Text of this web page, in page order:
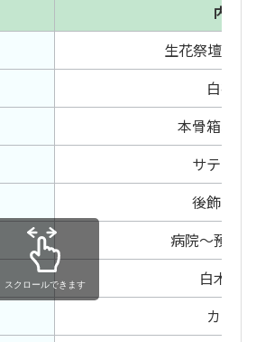
内容
生花祭壇 210
白布棺
本骨箱、胴
サテン仏
後飾り一
病院〜預り
白木位牌
カラー
スクロールできます